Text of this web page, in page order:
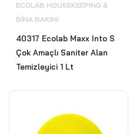
ECOLAB HOUSEKEEPING &
BİNA BAKIMI
40317 Ecolab Maxx Into S
Çok Amaçlı Saniter Alan
Temizleyici 1 Lt